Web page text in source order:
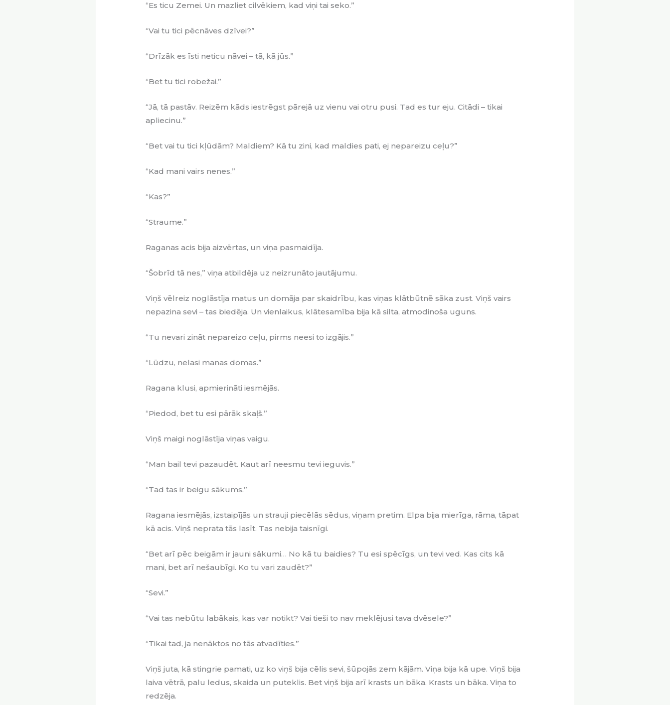
“Es ticu Zemei. Un mazliet cilvēkiem, kad viņi tai seko.”
“Vai tu tici pēcnāves dzīvei?”
“Drīzāk es īsti neticu nāvei – tā, kā jūs.”
“Bet tu tici robežai.”
“Jā, tā pastāv. Reizēm kāds iestrēgst pārejā uz vienu vai otru pusi. Tad es tur eju. Citādi – tikai
apliecinu.”
“Bet vai tu tici kļūdām? Maldiem? Kā tu zini, kad maldies pati, ej nepareizu ceļu?”
“Kad mani vairs nenes.”
“Kas?”
“Straume.”
Raganas acis bija aizvērtas, un viņa pasmaidīja.
“Šobrīd tā nes,” viņa atbildēja uz neizrunāto jautājumu.
Viņš vēlreiz noglāstīja matus un domāja par skaidrību, kas viņas klātbūtnē sāka zust. Viņš vairs
nepazina sevi – tas biedēja. Un vienlaikus, klātesamība bija kā silta, atmodinoša uguns.
“Tu nevari zināt nepareizo ceļu, pirms neesi to izgājis.”
“Lūdzu, nelasi manas domas.”
Ragana klusi, apmierināti iesmējās.
“Piedod, bet tu esi pārāk skaļš.”
Viņš maigi noglāstīja viņas vaigu.
“Man bail tevi pazaudēt. Kaut arī neesmu tevi ieguvis.”
“Tad tas ir beigu sākums.”
Ragana iesmējās, izstaipījās un strauji piecēlās sēdus, viņam pretim. Elpa bija mierīga, rāma, tāpat
kā acis. Viņš neprata tās lasīt. Tas nebija taisnīgi.
“Bet arī pēc beigām ir jauni sākumi… No kā tu baidies? Tu esi spēcīgs, un tevi ved. Kas cits kā
mani, bet arī nešaubīgi. Ko tu vari zaudēt?”
“Sevi.”
“Vai tas nebūtu labākais, kas var notikt? Vai tieši to nav meklējusi tava dvēsele?”
“Tikai tad, ja nenāktos no tās atvadīties.”
Viņš juta, kā stingrie pamati, uz ko viņš bija cēlis sevi, šūpojās zem kājām. Viņa bija kā upe. Viņš bija
laiva vētrā, palu ledus, skaida un puteklis. Bet viņš bija arī krasts un bāka. Krasts un bāka. Viņa to
redzēja.